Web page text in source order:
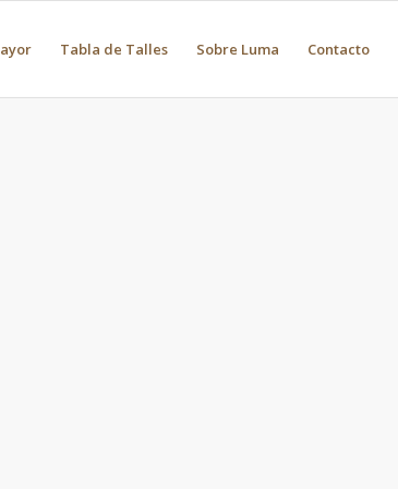
Tabla de Talles Sobre Luma Contacto